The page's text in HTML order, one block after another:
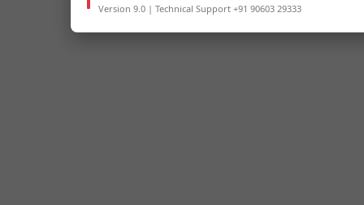
Version 9.0 | Technical Support +91 90603 29333